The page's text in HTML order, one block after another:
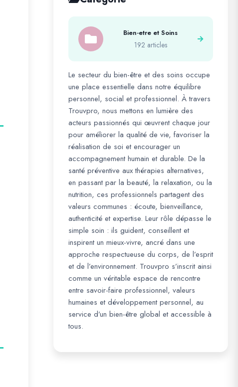
Bien-etre et Soins
192 articles
Le secteur du bien-être et des soins occupe
une place essentielle dans notre équilibre
personnel, social et professionnel. À travers
Trouvpro, nous mettons en lumière des
acteurs passionnés qui œuvrent chaque jour
pour améliorer la qualité de vie, favoriser la
réalisation de soi et encourager un
accompagnement humain et durable. De la
santé préventive aux thérapies alternatives,
en passant par la beauté, la relaxation, ou la
nutrition, ces professionnels partagent des
valeurs communes : écoute, bienveillance,
authenticité et expertise. Leur rôle dépasse le
simple soin : ils guident, conseillent et
inspirent un mieux-vivre, ancré dans une
approche respectueuse du corps, de l’esprit
et de l’environnement. Trouvpro s’inscrit ainsi
comme un véritable espace de rencontre
entre savoir-faire professionnel, valeurs
humaines et développement personnel, au
service d’un bien-être global et accessible à
tous.